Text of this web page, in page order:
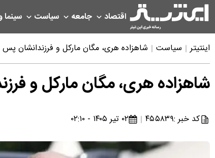
اقتصاد جامعه سیاست سینما
اینتیتر سیاست شاهزاده هری، مگان مارکل و فرزندانشان پس از ۴ سال به بریتانیا
شاهزاده هری، مگان مارکل و فرزندانشان پس از ۴ سال
کد خبر :۴۵۵۸۳۹ ۰۲ تیر ۱۴۰۵ - ۰۲:۱۰